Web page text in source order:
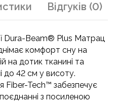
Відгуків (0)
Dura-Beam® Plus Матрац
комфорт сну на
на дотик тканині та
до 42 см у висоту.
Fiber-Tech™ забезпечує
з посиленою